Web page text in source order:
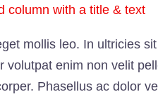
column with a title & text
mollis leo. In ultricies
volutpat enim non velit
Phasellus ac dolor